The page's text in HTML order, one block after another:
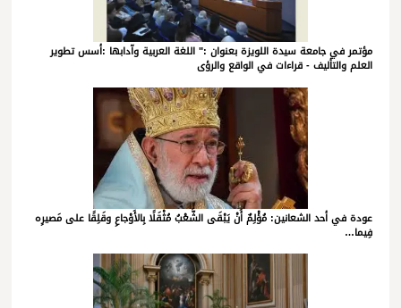
مؤتمر في جامعة سيدة اللويزة بعنوان :" اللغة العربية وآدابها :أسس تطوير
العلم والتأليف - قراءات في الواقع والرؤى
عودة في أحد الشعانين: مُؤْلِمٌ أَنْ يَبْقَى الشَّعْبُ مُثْقَلًا بِالأَوْجاعِ وقَلِقًا على مَصيرِه
فِيما…